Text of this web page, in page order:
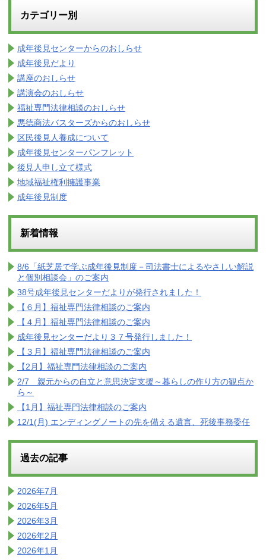
カテゴリー別
成年後見センターからのおしらせ
成年後見だより
講座のおしらせ
講演会のおしらせ
福祉専門法律相談のおしらせ
悪徳商法バスターズからのおしらせ
区民後見人養成について
成年後見センターパンフレット
後見人申し立て様式
地域福祉権利擁護事業
成年後見制度
新着情報
8/6「紙芝居で学ぶ成年後見制度－司法書士によるやさしい解説
と個別相談会」のご案内
38号成年後見センターだよりが発行されました！
【６月】福祉専門法律相談のご案内
【４月】福祉専門法律相談のご案内
成年後見センターだより３７号発行しました！
【３月】福祉専門法律相談のご案内
【2月】福祉専門法律相談のご案内
2/7 親元からの自立と意思決定支援～暮らしの作り方の観点か
ら～
【1月】福祉専門法律相談のご案内
12/1(月) エンディングノートの先を備える遺言、死後事務委任
過去の記事
2026年7月
2026年5月
2026年3月
2026年2月
2026年1月